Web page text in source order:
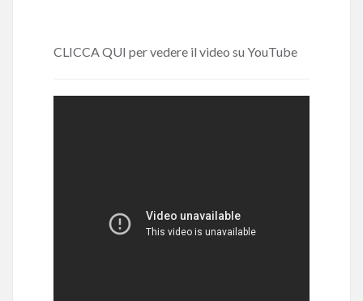
CLICCA QUI per vedere il video su YouTube